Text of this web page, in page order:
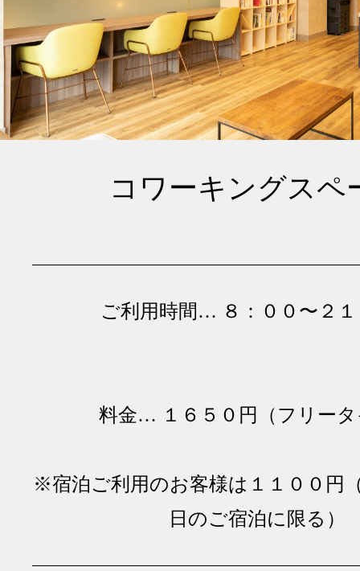
コワーキングスペ
ご利用時間… ８：００〜２１
料金… １６５０円（フリー
※宿泊ご利用のお客様は１１００円
日のご宿泊に限る）